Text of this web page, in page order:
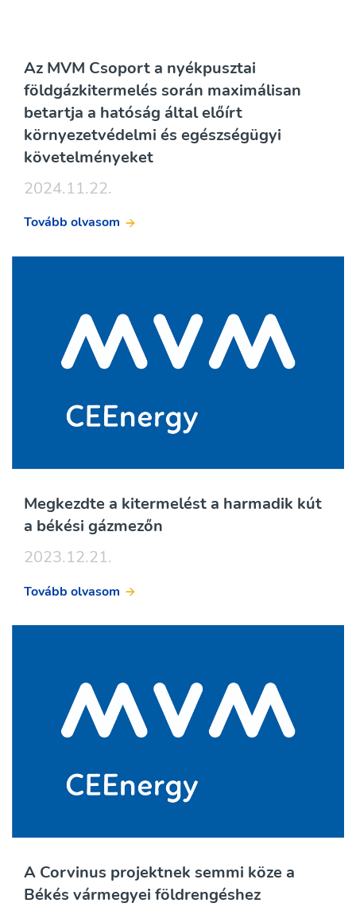
Az MVM Csoport a nyékpusztai
földgázkitermelés során maximálisan
betartja a hatóság által előírt
környezetvédelmi és egészségügyi
követelményeket
2024.11.22.
Tovább olvasom
Megkezdte a kitermelést a harmadik kút
a békési gázmezőn
2023.12.21.
Tovább olvasom
A Corvinus projektnek semmi köze a
Békés vármegyei földrengéshez